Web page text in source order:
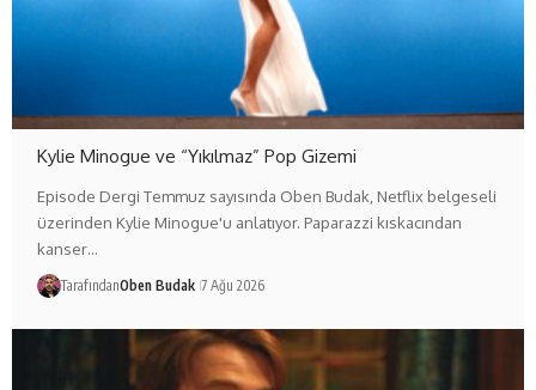
Kylie Minogue ve “Yıkılmaz” Pop Gizemi
Episode Dergi Temmuz sayısında Oben Budak, Netflix belgeseli
üzerinden Kylie Minogue'u anlatıyor. Paparazzi kıskacından
kanser…
TarafındanOben Budak 7 Ağu 2026